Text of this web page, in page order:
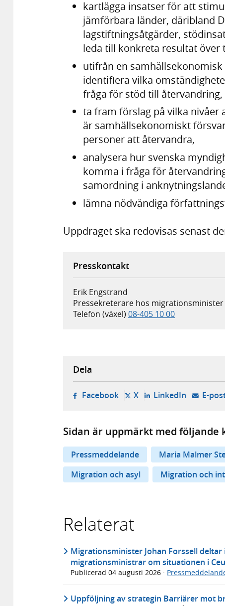
kartlägga insatser för att
jämförbara länder, däribland
lagstiftningsåtgärder,
leda till konkreta resultat över
utifrån en
identifiera vilka
fråga för stöd till återvandring,
ta fram förslag på vilka nivåer
är samhällsekonomiskt
personer att återvandra,
analysera hur svenska
komma i fråga för
samordning i
lämna nödvändiga
Uppdraget ska redovisas senast
Presskontakt
Erik Engstrand
Pressekreterare hos
Telefon (växel) 08-405 10 00
Dela
Facebook- öppnas i ny flik, extern
X- öppnas i ny flik,
LinkedIn- öppnas i
E-
Sidan är uppmärkt med följande
Pressmeddelande Maria Malmer
Migration och asyl
Migration och
Relaterat
Migrationsminister Johan Forssell
migrationsministrar om situationen i
Publicerad 04 augusti 2026 ·
Uppföljning av strategin Barriärer mot